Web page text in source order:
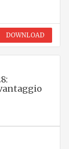
DOWNLOAD